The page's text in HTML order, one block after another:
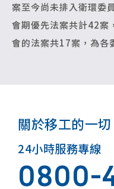
案至今尚未排入衛環委
會期優先法案共計42案
會的法案共17案，為各
關於移工的一
24小時服務專線
0800-